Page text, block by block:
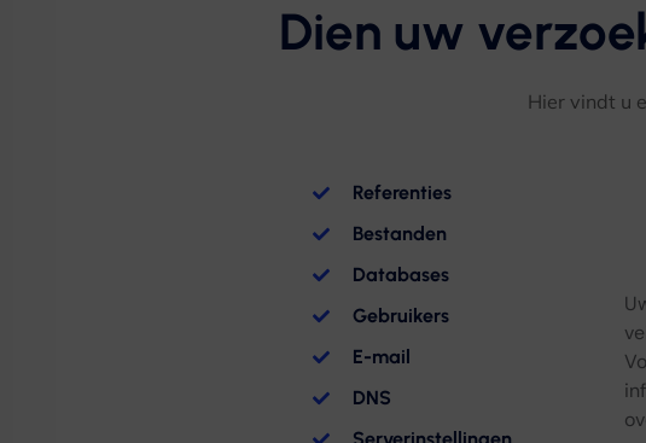
Dien uw
Hier vindt u
Referenties
Bestanden
Databases
Gebruikers
E-mail
DNS